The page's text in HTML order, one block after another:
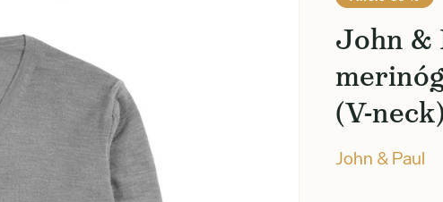
John &
(V-neck)
John & Paul